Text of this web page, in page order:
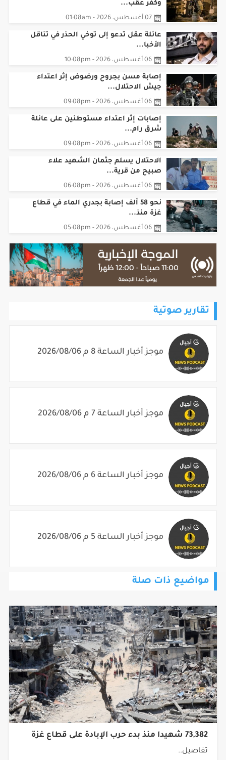
07 أغسطس، 2026 - 01:08am
عائلة عقل تدعو إلى توخي الحذر في تناقل
الأخبا...
06 أغسطس، 2026 - 10:08pm
إصابة مسن بجروح ورضوض إثر اعتداء
جيش الاحتلال...
06 أغسطس، 2026 - 09:08pm
‏إصابات إثر اعتداء مستوطنين على عائلة
شرق رام...
06 أغسطس، 2026 - 09:08pm
الاحتلال يسلم جثمان الشهيد علاء
صبيح من قرية...
06 أغسطس، 2026 - 06:08pm
نحو 58 ألف إصابة بجدري الماء في قطاع
غزة منذ...
06 أغسطس، 2026 - 05:08pm
73,382 شهيدا منذ بدء حرب الإبادة على قطاع غزة
تفاصيل..